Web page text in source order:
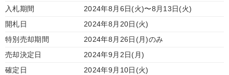
入札期間
2024年8月6日(火)〜8月13日(火)
開札日
2024年8月20日(火)
特別売却期間
2024年8月26日(月)のみ
売却決定日
2024年9月2日(月)
確定日
2024年9月10日(火)